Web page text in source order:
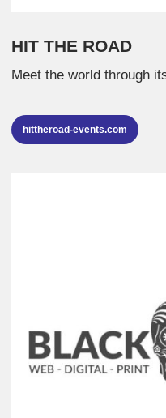
HIT THE ROAD
Meet the world through
hittheroad-events.com